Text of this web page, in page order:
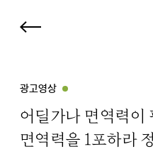
광고영상
어딜가나 면역력이
면역력을 1포하라